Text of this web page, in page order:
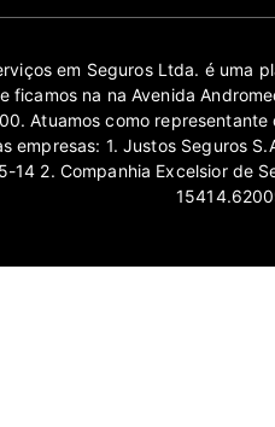
em Seguros Ltda. é uma
ficamos na na Avenida
Atuamos como
empresas: 1. Justos Seguros
2. Companhia Excelsior de